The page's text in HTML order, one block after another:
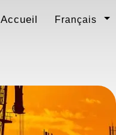
Accueil Français